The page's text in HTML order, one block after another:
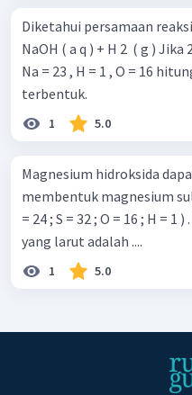
Diketahui persamaan reaksi: 2 Na ( s ) + 2 H 2 ​ O ( I ) →
NaOH ( a q ) + H 2 ​ ( g ) Jika 2,3 gram Na direaksikan dan Ar
Na = 23 , H = 1 , O = 16
terbentuk.
1 5.0
Magnesium hidroksida
membentuk magnesium
= 24 ; S = 32 ; O = 16 ; H =
yang larut adalah ....
1 5.0